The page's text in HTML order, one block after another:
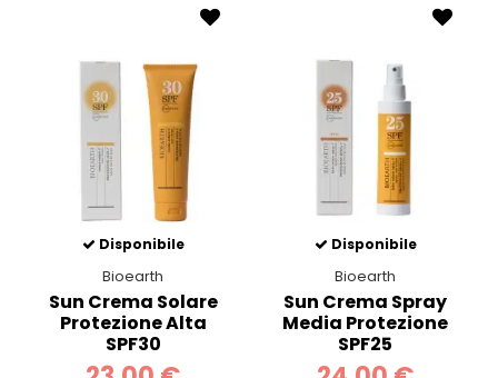
Disponibile
Bioearth
Sun Crema Solare
Protezione Alta
SPF30
Disponibile
Bioearth
Sun Crema Spray
Media Protezione
SPF25